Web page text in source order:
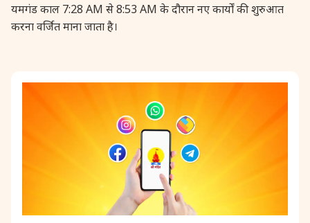
28 August, 2026 Yajurveda Upakarma
31 August, 2026 Heramba Sankashti Chaturthi
यमगंड काल 7:28 AM से 8:53 AM के दौरान नए कार्यों की शुरुआत
करना वर्जित माना जाता है।